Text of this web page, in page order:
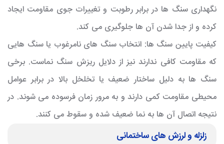
نگهداری سنگ ها در برابر رطوبت و تغییرات جوی مقاومت ایجاد
کرده و از جدا شدن آن ها جلوگیری می کند.
کیفیت پایین سنگ ها: انتخاب سنگ های نامرغوب یا سنگ هایی
که مقاومت کافی ندارند نیز از دلایل ریزش سنگ نماست. برخی
سنگ ها به دلیل ساختار ضعیف یا تخلخل بالا در برابر عوامل
محیطی مقاومت کمی دارند و به مرور زمان فرسوده می شوند. در
نتیجه اتصال آن ها به نما ضعیف شده و سقوط می کنند.
زلزله و لرزش های ساختمانی